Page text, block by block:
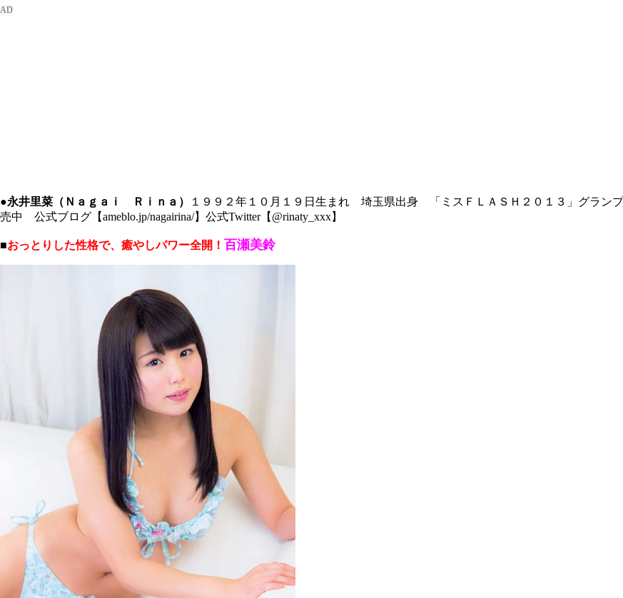
●永井里菜（Ｎａｇａｉ Ｒｉｎａ）
１９９２年１０月１９日生まれ 埼玉県出身 「ミスＦＬＡＳＨ２０１３」グラン
売中 公式ブログ【ameblo.jp/nagairina/】公式Twitter【@rinaty_xxx】
■おっとりした性格で、癒やしパワー全開！ 百瀬美鈴